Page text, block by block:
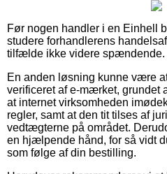
Før nogen handler i en Einhell
studere forhandlerens
tilfælde ikke videre spændende.
En anden løsning kunne være
verificeret af e-mærket, grundet
at internet virksomheden
regler, samt at den tit tilses af
vedtægterne på området.
en hjælpende hånd, for så vidt
som følge af din bestilling.